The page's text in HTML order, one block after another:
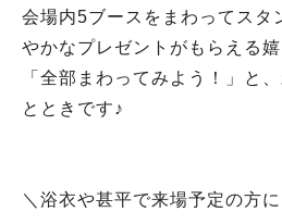
会場内5ブースをまわってスタ
やかなプレゼントがもらえる嬉
「全部まわってみよう！」と
とときです♪
＼浴衣や甚平で来場予定の方